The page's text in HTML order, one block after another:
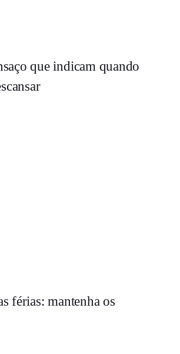
que indicam quando
férias: mantenha os